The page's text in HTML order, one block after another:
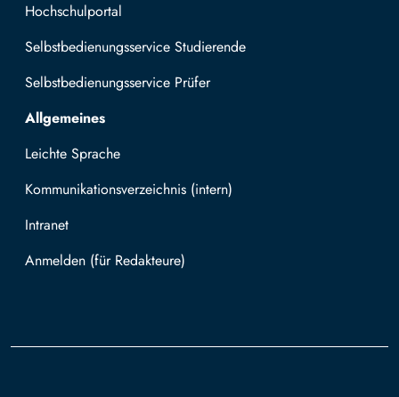
Hochschulportal
Selbstbedienungsservice Studierende
Selbstbedienungsservice Prüfer
Allgemeines
Leichte Sprache
Kommunikationsverzeichnis (intern)
Intranet
Mit TUBAF Login anmelden